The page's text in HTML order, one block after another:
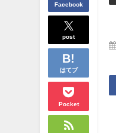
Facebook
post
はてブ
Pocket